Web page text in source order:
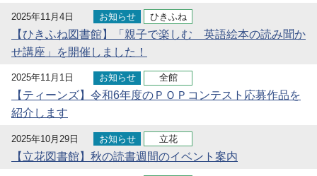
2025年11月4日 お知らせ ひきふね
【ひきふね図書館】「親子で楽しむ 英語絵本の読み聞か
せ講座」を開催しました！
2025年11月1日 お知らせ 全館
【ティーンズ】令和6年度のＰＯＰコンテスト応募作品を
紹介します
2025年10月29日 お知らせ 立花
【立花図書館】秋の読書週間のイベント案内